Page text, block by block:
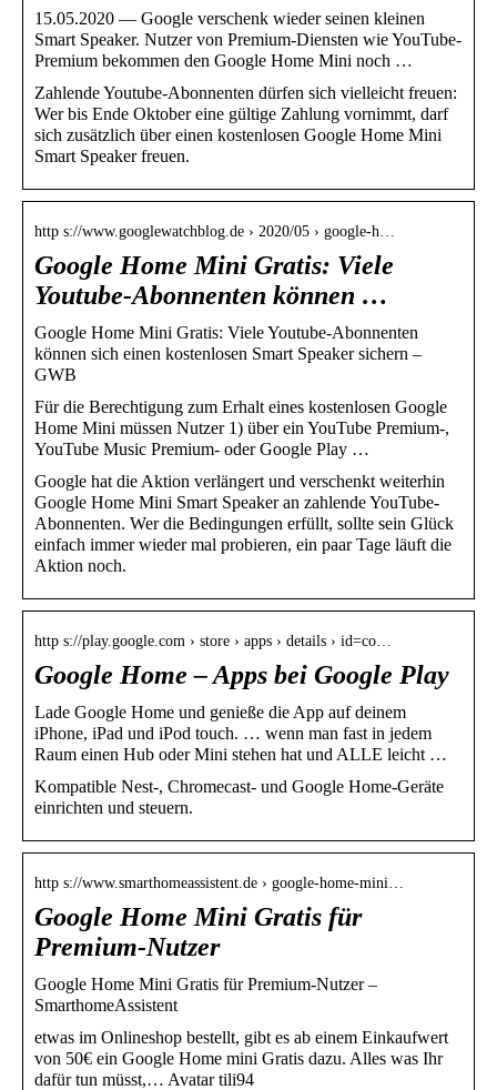
15.05.2020 — Google verschenk wieder seinen kleinen
Smart Speaker. Nutzer von Premium-Diensten wie YouTube-
Premium bekommen den Google Home Mini noch …
Zahlende Youtube-Abonnenten dürfen sich vielleicht freuen:
Wer bis Ende Oktober eine gültige Zahlung vornimmt, darf
sich zusätzlich über einen kostenlosen Google Home Mini
Smart Speaker freuen.
http s://www.googlewatchblog.de › 2020/05 › google-h…
Google Home Mini Gratis: Viele
Youtube-Abonnenten können …
Google Home Mini Gratis: Viele Youtube-Abonnenten
können sich einen kostenlosen Smart Speaker sichern –
GWB
Für die Berechtigung zum Erhalt eines kostenlosen Google
Home Mini müssen Nutzer 1) über ein YouTube Premium-,
YouTube Music Premium- oder Google Play …
Google hat die Aktion verlängert und verschenkt weiterhin
Google Home Mini Smart Speaker an zahlende YouTube-
Abonnenten. Wer die Bedingungen erfüllt, sollte sein Glück
einfach immer wieder mal probieren, ein paar Tage läuft die
Aktion noch.
http s://play.google.com › store › apps › details › id=co…
Google Home – Apps bei Google Play
Lade Google Home und genieße die App auf deinem
iPhone, iPad und iPod touch. … wenn man fast in jedem
Raum einen Hub oder Mini stehen hat und ALLE leicht …
Kompatible Nest-, Chromecast- und Google Home-Geräte
einrichten und steuern.
http s://www.smarthomeassistent.de › google-home-mini…
Google Home Mini Gratis für
Premium-Nutzer
Google Home Mini Gratis für Premium-Nutzer –
SmarthomeAssistent
etwas im Onlineshop bestellt, gibt es ab einem Einkaufwert
von 50€ ein Google Home mini Gratis dazu. Alles was Ihr
dafür tun müsst,… Avatar tili94